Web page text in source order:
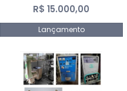
R$ 15.000,00
Lançamento